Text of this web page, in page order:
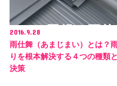
2016.9.28
雨仕舞（あまじまい）とは？
りを根本解決する４つの種類
決策